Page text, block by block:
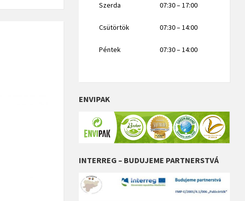
Szerda 07:30 – 17:00
Csütörtök 07:30 – 14:00
Péntek 07:30 – 14:00
ENVIPAK
INTERREG – BUDUJEME PARTNERSTVÁ